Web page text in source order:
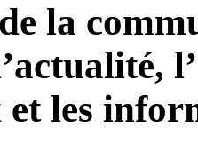
la
les